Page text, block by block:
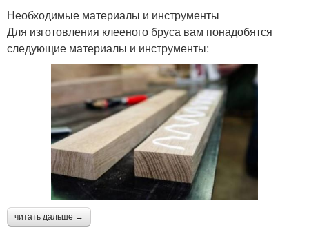
Необходимые материалы и инструменты
Для изготовления клееного бруса вам понадобятся
следующие материалы и инструменты:
читать дальше →